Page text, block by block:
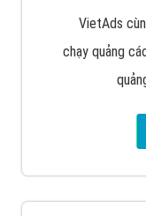
VietAds
chạy quảng